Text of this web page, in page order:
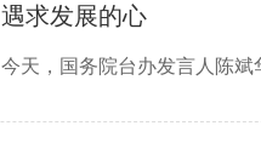
遇求发展的心
今天，国务院台办发言人陈斌